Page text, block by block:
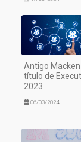
Antigo
título de
2023
06/03/2024